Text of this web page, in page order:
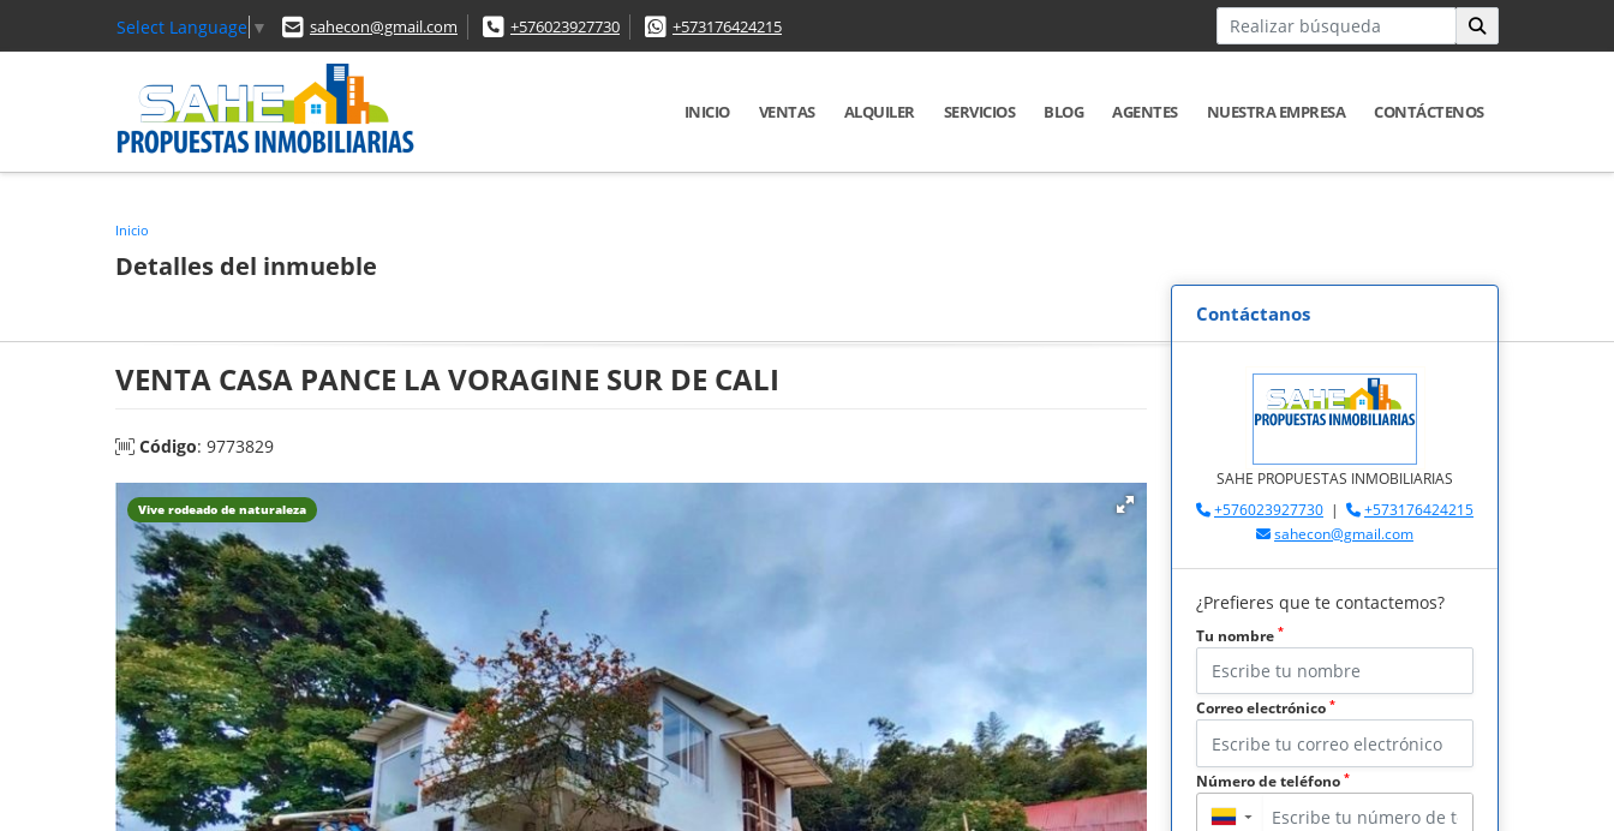
Select Language ▼ sahecon@gmail.com +576023927730 +573176424215
INICIO VENTAS ALQUILER SERVICIOS BLOG AGENTES NUESTRA EMPRESA CONTÁCTENOS
Inicio
Detalles del inmueble
VENTA CASA PANCE LA VORAGINE SUR DE CALI
Código: 9773829
Vive rodeado de naturaleza
Contáctanos
SAHE PROPUESTAS INMOBILIARIAS
+576023927730 |
+573176424215
sahecon@gmail.com
¿Prefieres que te contactemos?
Tu nombre *
Correo electrónico *
Número de teléfono *
▼